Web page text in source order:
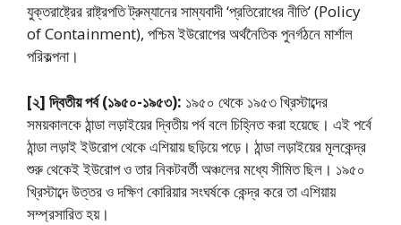
যুক্তরাষ্ট্রের রাষ্ট্রপতি ট্রুম্যানের সাম্যবাদী ‘প্রতিরোধের নীতি’ (Policy
of Containment), পশ্চিম ইউরোপের অর্থনৈতিক পুনর্গঠনে মার্শাল
পরিকল্পনা।
[২] দ্বিতীয় পর্ব (১৯৫০-১৯৫৩): ১৯৫০ থেকে ১৯৫৩ খ্রিস্টাব্দের
সময়কালকে ঠান্ডা লড়াইয়ের দ্বিতীয় পর্ব বলে চিহ্নিত করা হয়েছে। এই পর্বে
ঠান্ডা লড়াই ইউরোপ থেকে এশিয়ায় ছড়িয়ে পড়ে। ঠান্ডা লড়াইয়ের মূলকেন্দ্র
শুরু থেকেই ইউরোপ ও তার নিকটবর্তী অঞ্চলের মধ্যে সীমিত ছিল। ১৯৫০
খ্রিস্টাব্দে উত্তর ও দক্ষিণ কোরিয়ার সংঘর্ষকে কেন্দ্র করে তা এশিয়ায়
সম্প্রসারিত হয়।